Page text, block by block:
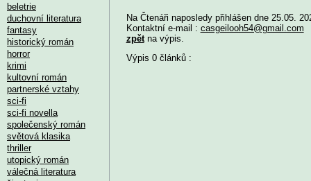
Na Čtenáři naposledy přihlášen dne 25.05.
Kontaktní e-mail : casgeilooh54@gmail.com
zpětna výpis.
Výpis 0 článků :
beletrie
duchovní literatura
fantasy
historický román
horror
krimi
kultovní román
partnerské vztahy
sci-fi
sci-fi novella
společenský román
světová klasika
thriller
utopický román
válečná literatura